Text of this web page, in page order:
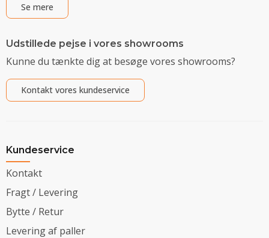
Se mere
Udstillede pejse i vores showrooms
Kunne du tænkte dig at besøge vores showrooms?
Kontakt vores kundeservice
Kundeservice
Kontakt
Fragt / Levering
Bytte / Retur
Levering af paller